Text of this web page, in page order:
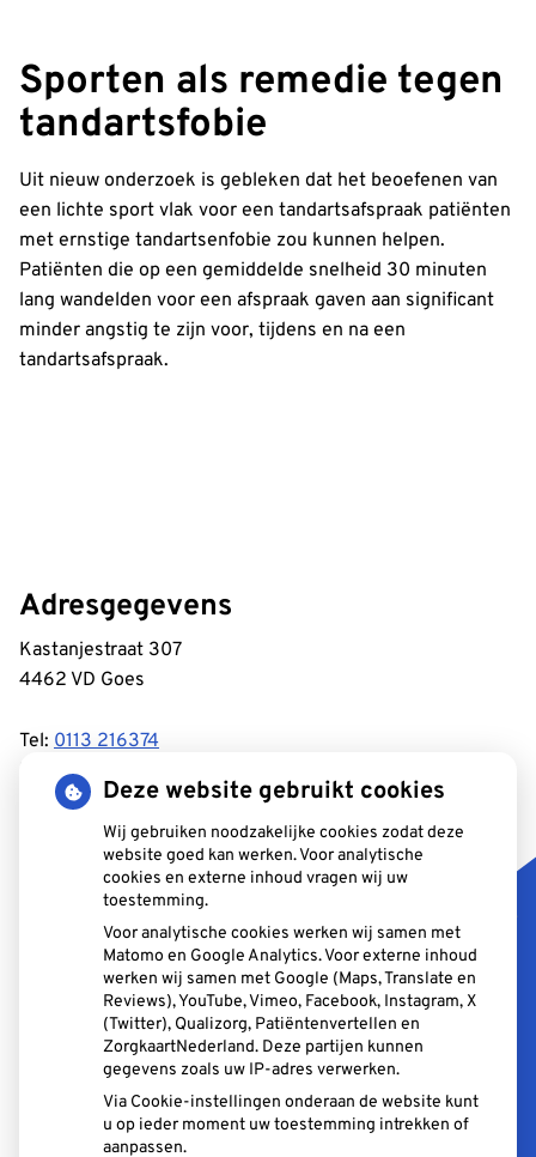
Sporten als remedie tegen
tandartsfobie
Uit nieuw onderzoek is gebleken dat het beoefenen van
een lichte sport vlak voor een tandartsafspraak patiënten
met ernstige tandartsenfobie zou kunnen helpen.
Patiënten die op een gemiddelde snelheid 30 minuten
lang wandelden voor een afspraak gaven aan significant
minder angstig te zijn voor, tijdens en na een
tandartsafspraak.
Adresgegevens
Kastanjestraat 307
4462 VD Goes
Tel: 0113 216374
E-mail:
Reviews uit onze kwaliteitsmonitor: -De tandartsen zijn
altijd zo geduldig – lief en rustig voor kinderen – hele
prettige sfeer in de praktijk – vriendelijke assistentes –
soms wachten – altijd tijd om vragen te stellen – makkelijk
parkeren – gemoedelijke sfeer.
Aangesloten bij:
Deze website gebruikt cookies
Wij gebruiken noodzakelijke cookies zodat deze
website goed kan werken. Voor analytische
cookies en externe inhoud vragen wij uw
toestemming.
Voor analytische cookies werken wij samen met
Matomo en Google Analytics. Voor externe inhoud
werken wij samen met Google (Maps, Translate en
Reviews), YouTube, Vimeo, Facebook, Instagram, X
(Twitter), Qualizorg, Patiëntenvertellen en
ZorgkaartNederland. Deze partijen kunnen
gegevens zoals uw IP-adres verwerken.
Via Cookie-instellingen onderaan de website kunt
u op ieder moment uw toestemming intrekken of
aanpassen.